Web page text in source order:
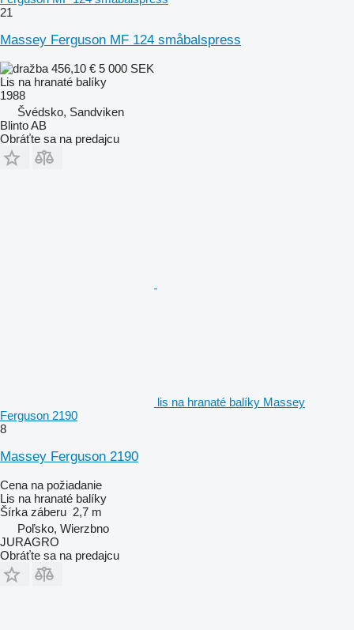
21
Massey Ferguson MF 124 småbalspress
456,10 € 5 000 SEK
Lis na hranaté balíky
1988
Švédsko, Sandviken
Blinto AB
Obráťte sa na predajcu
lis na hranaté balíky Massey
Ferguson 2190
8
Massey Ferguson 2190
Cena na požiadanie
Lis na hranaté balíky
Šírka záberu 2,7 m
Poľsko, Wierzbno
JURAGRO
Obráťte sa na predajcu